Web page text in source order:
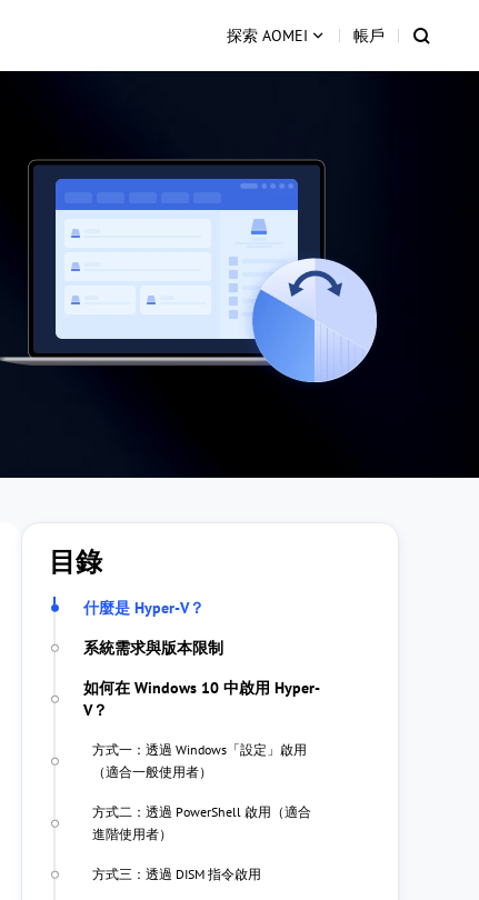
探索 AOMEI 帳戶
目錄
什麼是 Hyper-V？
系統需求與版本限制
如何在 Windows 10 中啟用 Hyper-
V？
方式一：透過 Windows「設定」啟用
（適合一般使用者）
方式二：透過 PowerShell 啟用（適合
進階使用者）
方式三：透過 DISM 指令啟用